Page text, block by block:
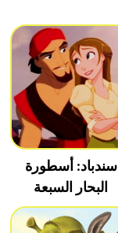
سندباد: أسطورة
البحار السبعة